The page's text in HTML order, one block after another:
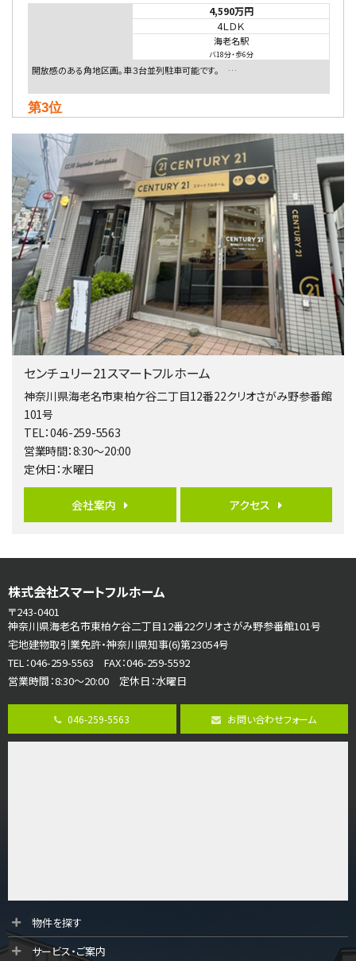
4,590万円
4ＬＤＫ
海老名駅
バ18分・歩6分
開放感のある角地区画。車３台並列駐車可能です。 …
第3位
4ＬＤＫ
淵野辺駅
歩17分
南側道路に面しており日当たり良好。 キッチンから…
第4位
5,480万円
4ＬＤＫ
相模大野駅
バ9分・歩4分
２０１５年６月築、積水ハウス施工住宅です。 南東…
第5位
3,680万円
バ15分・ 歩1分
リビングダイニング部分の床暖房完備 車並列2台駐…
第6位
4ＬＤＫ
橋本駅
海老名駅
バ12分 歩7分
大規模開発分譲地内の新築戸建！開発道路は幅員４.…
第8位
3,598万円
4ＬＤＫ
長後駅
第10位
3,680万円
センチュリー21スマートフルホーム
神奈川県海老名市東柏ケ谷二丁目12番22クリオさがみ野参番館
101号
TEL：046-259-5563
営業時間：8:30～20:00
定休日：水曜日
会社案内 アクセス
株式会社スマートフルホーム
〒243-0401
神奈川県海老名市東柏ケ谷二丁目12番22クリオさがみ野参番館101号
宅地建物取引業免許・神奈川県知事(6)第23054号
TEL：046-259-5563 FAX：046-259-5592
営業時間：8:30～20:00 定休日：水曜日
046-259-5563 お問い合わせフォーム
物件を探す
サービス・ご案内